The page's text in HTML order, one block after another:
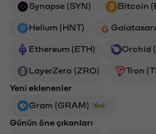
Synapse (SYN) Bitcoin
Helium (HNT)
Ethereum (ETH) Orchid
LayerZero (ZRO)
Tron
Yeni eklenenler
Gram (GRAM)
Yeni
Günün öne çıkanları